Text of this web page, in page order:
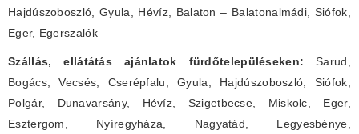
Hajdúszoboszló, Gyula, Hévíz, Balaton – Balatonalmádi, Siófok,
Eger, Egerszalók
Szállás, ellátátás ajánlatok fürdőtelepüléseken:Sarud,
Bogács, Vecsés, Cserépfalu, Gyula, Hajdúszoboszló, Siófok,
Polgár, Dunavarsány, Hévíz, Szigetbecse, Miskolc, Eger,
Esztergom, Nyíregyháza, Nagyatád, Legyesbénye,